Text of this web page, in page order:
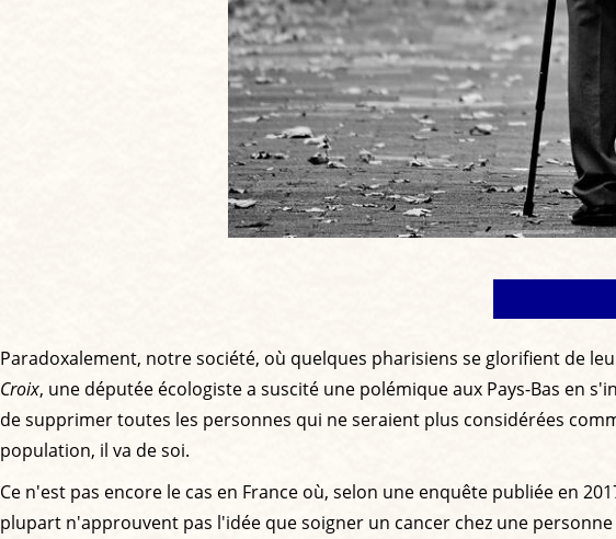
Paradoxalement, notre société, où quelques pharisiens se glorifient de
Croix, une députée écologiste a suscité une polémique aux Pays-Bas en
de supprimer toutes les personnes qui ne seraient plus considérées
population, il va de soi.
Ce n'est pas encore le cas en France où, selon une enquête publiée en
plupart n'approuvent pas l'idée que soigner un cancer chez une